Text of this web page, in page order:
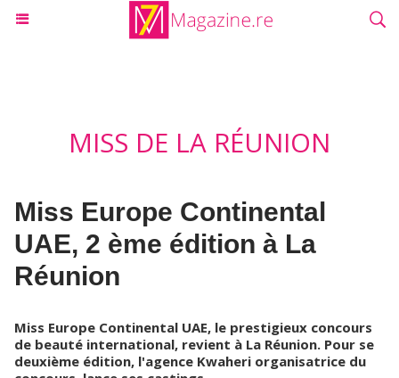
MISS DE LA RÉUNION
Miss Europe Continental
UAE, 2 ème édition à La
Réunion
Miss Europe Continental UAE, le prestigieux concours
de beauté international, revient à La Réunion. Pour se
deuxième édition, l'agence Kwaheri organisatrice du